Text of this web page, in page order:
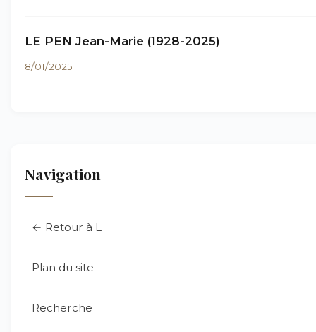
LE PEN Jean-Marie (1928-2025)
8/01/2025
Navigation
← Retour à L
Plan du site
Recherche